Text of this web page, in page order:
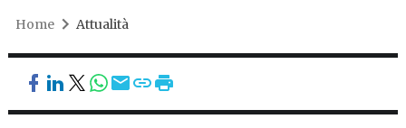
Home Attualità